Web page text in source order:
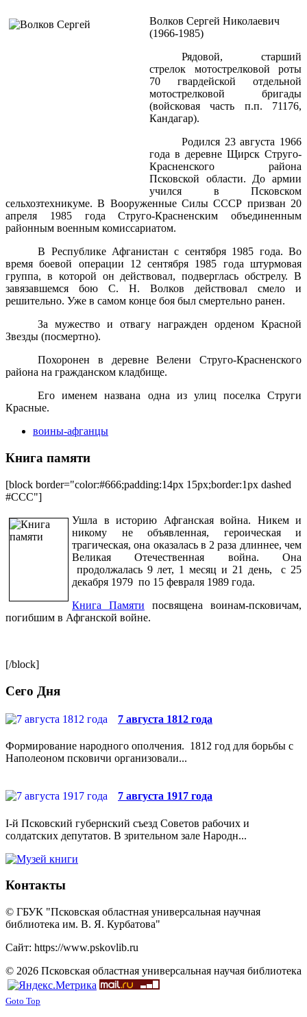
Волков Сергей Николаевич
(1966-1985)
Рядовой, старший
стрелок мотострелковой роты
70 гвардейской отдельной
мотострелковой бригады
(войсковая часть п.п. 71176,
Кандагар).
Родился 23 августа 1966
года в деревне Щирск Струго-
Красненского района
Псковской области. До армии
учился в Псковском
сельхозтехникуме. В Вооруженные Силы СССР призван 20
апреля 1985 года Струго-Красненским объединенным
районным военным комиссариатом.
В Республике Афганистан с сентября 1985 года. Во
время боевой операции 12 сентября 1985 года штурмовая
группа, в которой он действовал, подверглась обстрелу. В
завязавшемся бою С. Н. Волков действовал смело и
решительно. Уже в самом конце боя был смертельно ранен.
За мужество и отвагу награжден орденом Красной
Звезды (посмертно).
Похоронен в деревне Велени Струго-Красненского
района на гражданском кладбище.
Его именем названа одна из улиц поселка Струги
Красные.
воины-афганцы
Книга памяти
[block border="color:#666;padding:14px 15px;border:1px dashed
#CCC"]
Ушла в историю Афганская война. Никем и
никому не объявленная, героическая и
трагическая, она оказалась в 2 раза длиннее, чем
Великая Отечественная война. Она
продолжалась 9 лет, 1 месяц и 21 день, с 25
декабря 1979 по 15 февраля 1989 года.
Книга Памяти посвящена воинам-псковичам,
погибшим в Афганской войне.
[/block]
Сего Дня
7 августа 1812 года
Формирование народного ополчения. 1812 год для борьбы с
Наполеоном псковичи организовали...
7 августа 1917 года
I-й Псковский губернский съезд Советов рабочих и
солдатских депутатов. В зрительном зале Народн...
Контакты
© ГБУК "Псковская областная универсальная научная
библиотека им. В. Я. Курбатова"
Сайт: https://www.pskovlib.ru
© 2026 Псковская областная универсальная научая библиотека
Goto Top